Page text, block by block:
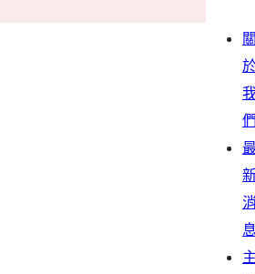
關
們
最
消
息
主